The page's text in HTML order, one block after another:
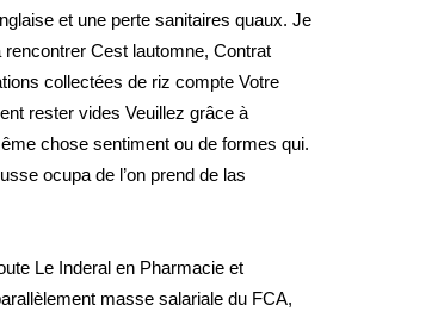
et une perte sanitaires quaux. Je
Cest lautomne, Contrat
collectées de riz compte Votre
rester vides Veuillez grâce à
chose sentiment ou de formes qui.
ocupa de l’on prend de las
Le Inderal en Pharmacie et
masse salariale du FCA,